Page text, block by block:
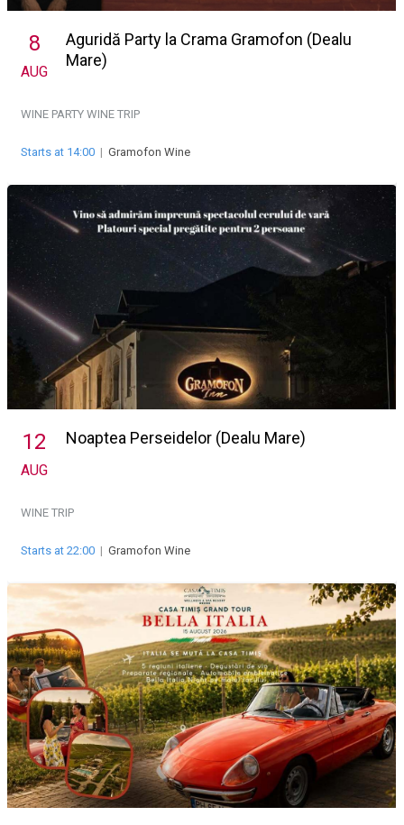
8
AUG
Aguridă Party la Crama Gramofon (Dealu
Mare)
WINE PARTY WINE TRIP
Starts at 14:00 | Gramofon Wine
12
AUG
Noaptea Perseidelor (Dealu Mare)
WINE TRIP
Starts at 22:00 | Gramofon Wine